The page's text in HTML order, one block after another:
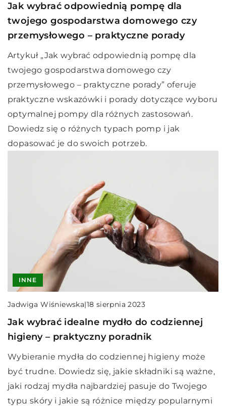
Jak wybrać odpowiednią pompę dla
twojego gospodarstwa domowego czy
przemysłowego – praktyczne porady
Artykuł „Jak wybrać odpowiednią pompę dla
twojego gospodarstwa domowego czy
przemysłowego – praktyczne porady” oferuje
praktyczne wskazówki i porady dotyczące wyboru
optymalnej pompy dla różnych zastosowań.
Dowiedz się o różnych typach pomp i jak
dopasować je do swoich potrzeb.
INNE
Jadwiga Wiśniewska|18 sierpnia 2023
Jak wybrać idealne mydło do codziennej
higieny – praktyczny poradnik
Wybieranie mydła do codziennej higieny może
być trudne. Dowiedz się, jakie składniki są ważne,
jaki rodzaj mydła najbardziej pasuje do Twojego
typu skóry i jakie są różnice między popularnymi